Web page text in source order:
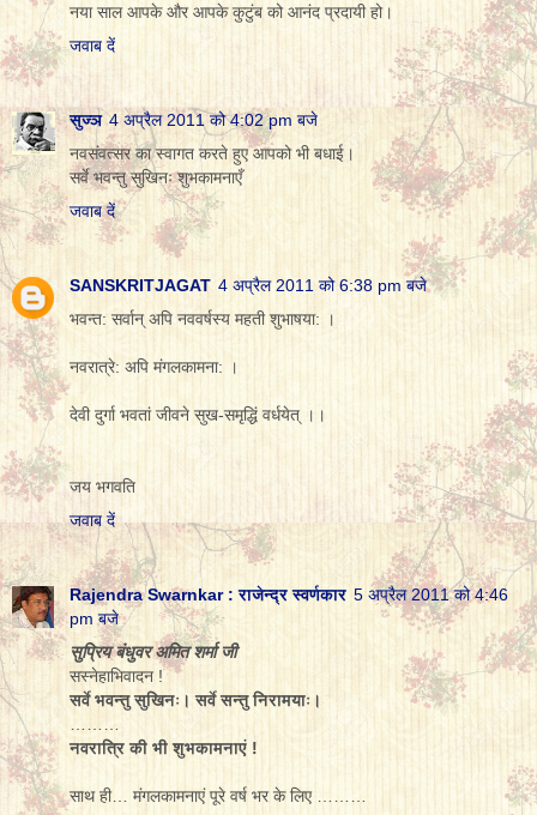
नया साल आपके और आपके कुटुंब को आनंद प्रदायी हो।
जवाब दें
सुज्ञ 4 अप्रैल 2011 को 4:02 pm बजे
नवसंवत्सर का स्वागत करते हुए आपको भी बधाई।
सर्वे भवन्तु सुखिनः शुभकामनाएँ
जवाब दें
SANSKRITJAGAT 4 अप्रैल 2011 को 6:38 pm बजे
भवन्‍त: सर्वान् अपि नववर्षस्‍य महती शुभाषया: ।
नवरात्रे: अपि मंगलकामना: ।
देवी दुर्गा भवतां जीवने सुख-समृद्धिं वर्धयेत् ।।
जय भगवति
जवाब दें
Rajendra Swarnkar : राजेन्द्र स्वर्णकार 5 अप्रैल 2011 को 4:46
pm बजे
सुप्रिय बंधुवर अमित शर्मा जी
सस्नेहाभिवादन !
सर्वे भवन्तु सुखिनः। सर्वे सन्तु निरामयाः।
नवरात्रि की भी शुभकामनाएं !
साथ ही… मंगलकामनाएं पूरे वर्ष भर के लिए ………